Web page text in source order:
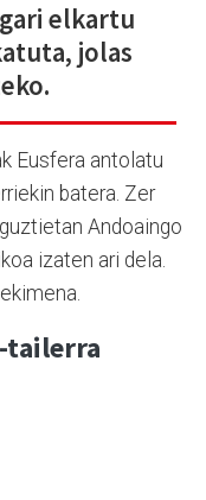
elkartu
jolas
Eusfera antolatu
batera. Zer
Andoaingo
izaten ari dela.
tailerra